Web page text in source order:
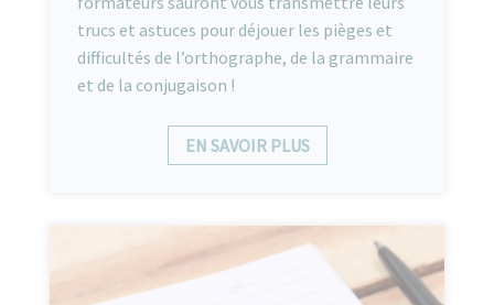
trucs et astuces pour déjouer les pièges et
difficultés de l’orthographe, de la grammaire
et de la conjugaison !
EN SAVOIR PLUS